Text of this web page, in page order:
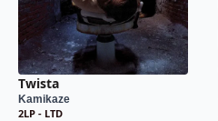
Twista
Kamikaze
2LP - LTD